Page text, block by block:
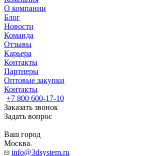
О компании
Блог
Новости
Команда
Отзывы
Карьера
Контакты
Партнеры
Оптовые закупки
Контакты
+7 800 600-17-10
Заказать звонок
Задать вопрос
Ваш город
Москва
info@3dsystem.ru